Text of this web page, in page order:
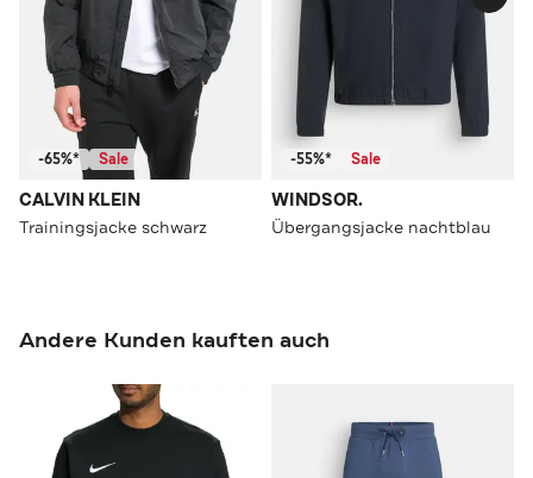
-65%* Sale
CALVIN KLEIN
Trainingsjacke schwarz
-55%* Sale
WINDSOR.
Übergangsjacke nachtblau
Andere Kunden kauften auch